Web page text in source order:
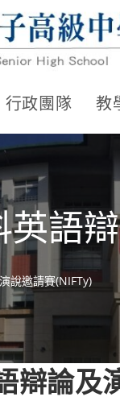
行政團隊 教
語
說邀請賽(NIFTy)
辯論及